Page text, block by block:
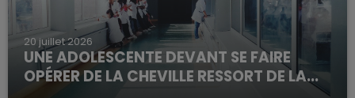
20 juillet 2026
UNE ADOLESCENTE DEVANT SE FAIRE
OPÉRER DE LA CHEVILLE RESSORT DE LA...